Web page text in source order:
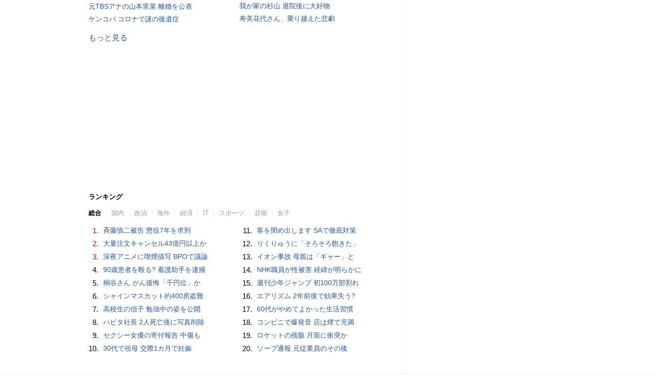
元TBSアナの山本里菜 離婚を公表
ケンコバ コロナで謎の後遺症
我が家の杉山 退院後に大好物
寿美花代さん、乗り越えた悲劇
もっと見る
ランキング
総合 国内 政治 海外 経済 IT スポーツ 芸能 女子
1. 斉藤慎二被告 懲役7年を求刑
2. 大量注文キャンセル43億円以上か
3. 深夜アニメに喫煙描写 BPOで議論
4. 90歳患者を殴る? 看護助手を逮捕
5. 桐谷さん がん後悔「千円位」か
6. シャインマスカット約400房盗難
7. 高校生の信子 勉強中の姿を公開
8. ハビタ社長 2人死亡後に写真削除
9. セクシー女優の寄付報告 中傷も
10. 30代で祖母 交際1カ月で妊娠
11. 客を閉め出します SAで徹底対策
12. りくりゅうに「そろそろ飽きた」
13. イオン事故 母親は「ギャー」と
14. NHK職員が性被害 経緯が明らかに
15. 週刊少年ジャンプ 初100万部割れ
16. エアリズム 2年前後で効果失う?
17. 60代がやめてよかった生活習慣
18. コンビニで爆発音 店は煙で充満
19. ロケットの残骸 月面に衝突か
20. ソープ通報 元従業員のその後